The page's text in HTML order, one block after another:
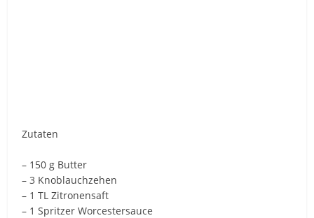
Zutaten
– 150 g Butter
– 3 Knoblauchzehen
– 1 TL Zitronensaft
– 1 Spritzer Worcestersauce